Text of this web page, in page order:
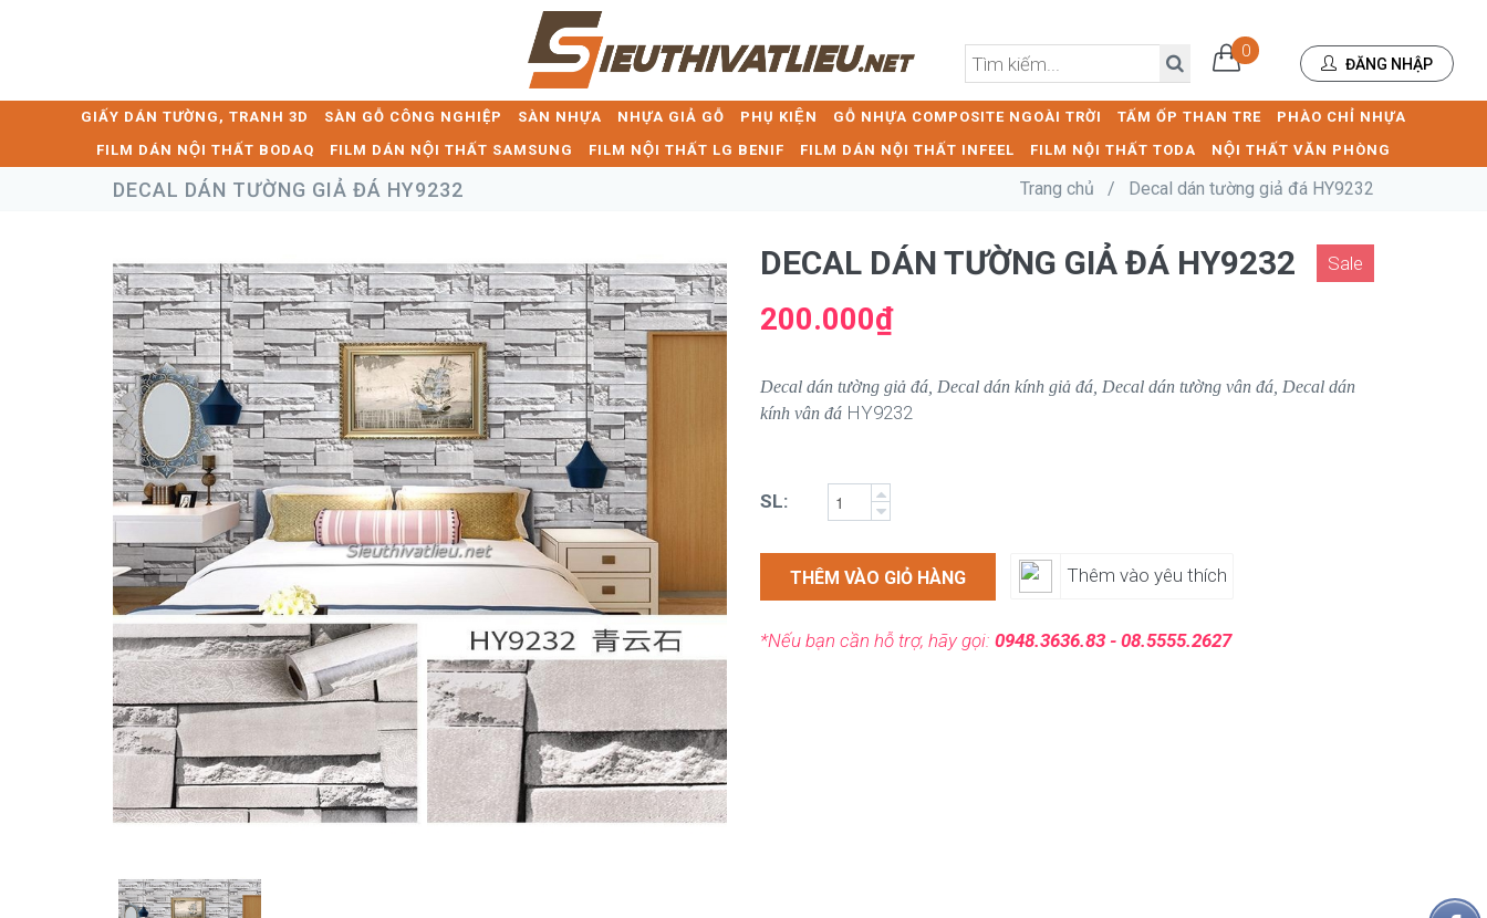
0
ĐĂNG NHẬP
GIẤY DÁN TƯỜNG, TRANH 3D SÀN GỖ CÔNG NGHIỆP SÀN NHỰA NHỰA GIẢ GỖ PHỤ KIỆN GỖ NHỰA COMPOSITE NGOÀI TRỜI TẤM ỐP THAN TRE
PHÀO CHỈ NHỰA
FILM DÁN NỘI THẤT BODAQ
FILM DÁN NỘI THẤT SAMSUNG FILM NỘI THẤT LG BENIF FILM DÁN NỘI THẤT INFEEL FILM NỘI THẤT TODA NỘI THẤT VĂN PHÒNG
DECAL DÁN TƯỜNG GIẢ ĐÁ HY9232 Trang chủ / Decal dán tường giả đá HY9232
DECAL DÁN TƯỜNG GIẢ ĐÁ HY9232 Sale
200.000₫
Decal dán tường giả đá, Decal dán kính giả đá, Decal dán tường vân đá, Decal dán
kính vân đá HY9232
SL:
THÊM VÀO GIỎ HÀNG Thêm vào yêu thích
*Nếu bạn cần hỗ trợ, hãy gọi: 0948.3636.83 - 08.5555.2627